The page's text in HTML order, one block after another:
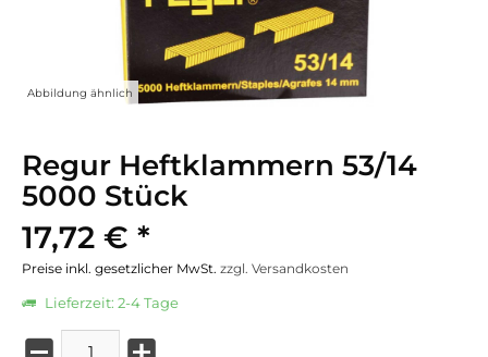
Abbildung ähnlich
Regur Heftklammern 53/14
5000 Stück
17,72 € *
Preise inkl. gesetzlicher MwSt. zzgl. Versandkosten
Lieferzeit: 2-4 Tage